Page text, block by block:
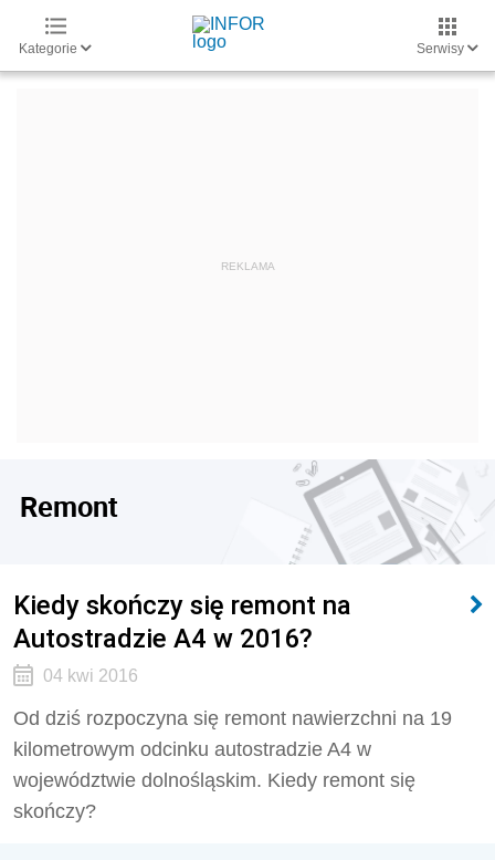
Kategorie Serwisy
Remont
Kiedy skończy się remont na
Autostradzie A4 w 2016?
04 kwi 2016
Od dziś rozpoczyna się remont nawierzchni na 19
kilometrowym odcinku autostradzie A4 w
województwie dolnośląskim. Kiedy remont się
skończy?